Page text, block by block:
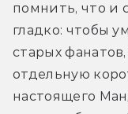
помнить, что и
гладко: чтобы
старых
отдельную
настоящего